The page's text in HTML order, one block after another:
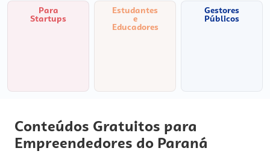
Para
Startups
Estudantes
e
Educadores
Gestores
Públicos
Conteúdos Gratuitos para
Empreendedores do Paraná